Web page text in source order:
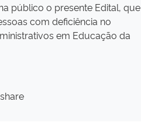
público o presente Edital, que
com deficiência no
em Educação da